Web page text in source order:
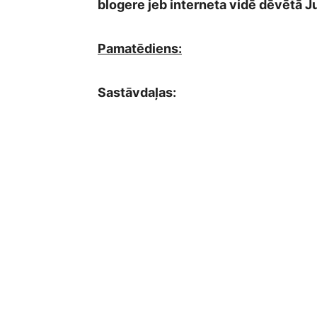
blogere jeb interneta vidē dēvētā
Pamatēdiens:
Sastāvdaļas: